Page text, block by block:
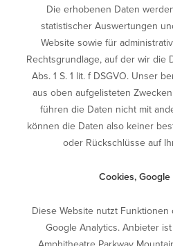
Die erhobenen Daten
statistischer Auswertungen
Website sowie für
Rechtsgrundlage, auf der wir die
Abs. 1 S. 1 lit. f DSGVO. Unser
aus oben aufgelisteten
führen die Daten nicht mit
können die Daten also keiner
oder Rückschlüsse auf
Cookies, Google
Diese Website nutzt Funktionen
Google Analytics. Anbieter